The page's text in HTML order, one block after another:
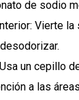
de sodio
Vierte la
un cepillo
a las